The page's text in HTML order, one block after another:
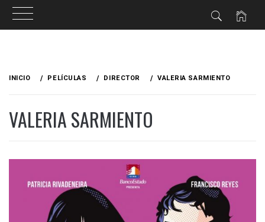
INICIO PELÍCULAS DIRECTOR VALERIA SARMIENTO
VALERIA SARMIENTO